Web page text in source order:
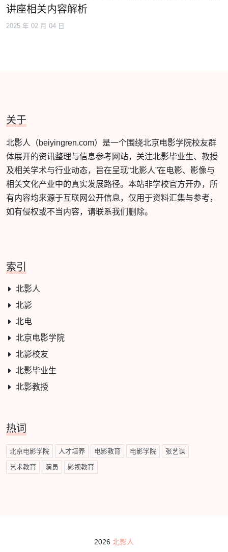
讲座相关内容解析
2025 年 02 月 04 日
关于
北影人（beiyingren.com）是一个围绕北京电影学院校友群
体展开的资讯整理与信息参考网站，关注北影毕业生、教授
及相关学术与行业动态，旨在呈现“北影人”在电影、影像与
相关文化产业中的真实发展路径。本站非学校官方开办，所
有内容均来源于互联网公开信息，仅用于资料汇集与参考，
如有侵权或不当内容，请联系我们删除。
索引
北影人
北影
北电
北京电影学院
北影校友
北影毕业生
北影教授
热词
北京电影学院 人才培养 电影教育 电影学院 张艺谋
艺术教育 演员 影视教育
2026 北影人